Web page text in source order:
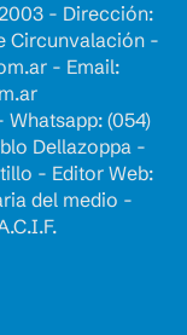
- Dirección:
Circunvalación -
- Email:
Whatsapp: (054)
Dellazoppa -
- Editor Web:
del medio -